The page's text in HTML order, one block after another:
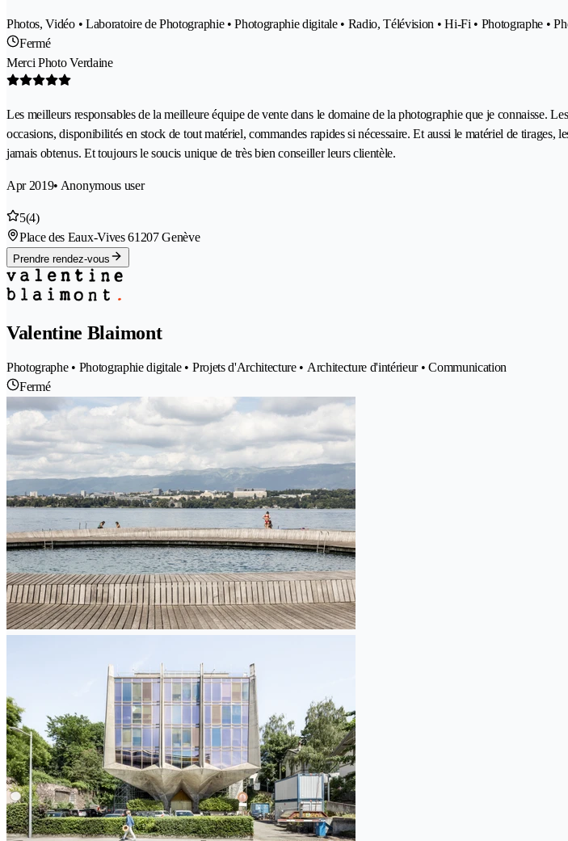
Photos, Vidéo • Laboratoire de Photographie • Photographie digitale • Radio, Télévision • Hi-Fi • Photographe •
Fermé
Merci Photo Verdaine
Les meilleurs responsables de la meilleure équipe de vente dans le domaine de la photographie que je connaisse.
occasions, disponibilités en stock de tout matériel, commandes rapides si nécessaire. Et aussi le matériel de tirages,
jamais obtenus. Et toujours le soucis unique de très bien conseiller leurs clientèle.
Apr 2019• Anonymous user
5(4)
Place des Eaux-Vives 61207 Genève
Prendre rendez-vous
Valentine Blaimont
Photographe • Photographie digitale • Projets d'Architecture • Architecture d'intérieur • Communication
Fermé